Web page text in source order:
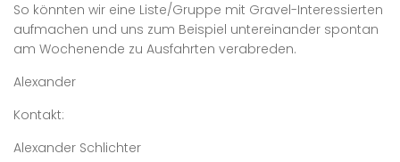
So könnten wir eine Liste/Gruppe mit Gravel-Interessierten
aufmachen und uns zum Beispiel untereinander spontan
am Wochenende zu Ausfahrten verabreden.
Alexander
Kontakt:
Alexander Schlichter